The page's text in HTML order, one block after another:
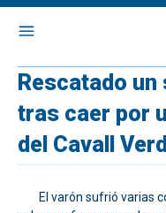
Rescatado
tras caer por
del Cavall
El varón sufrió varias